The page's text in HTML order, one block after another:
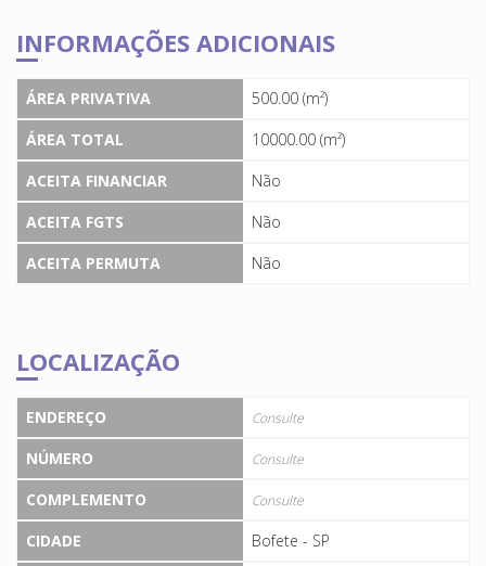
INFORMAÇÕES ADICIONAIS
ÁREA PRIVATIVA
500.00 (m²)
ÁREA TOTAL
10000.00 (m²)
ACEITA FINANCIAR
Não
ACEITA FGTS
Não
ACEITA PERMUTA
Não
LOCALIZAÇÃO
ENDEREÇO Consulte
NÚMERO Consulte
COMPLEMENTO Consulte
CIDADE
Bofete - SP